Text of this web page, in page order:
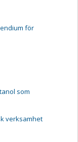
för
som
verksamhet